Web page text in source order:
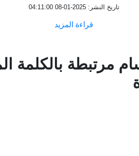
تاريخ النشر: 2025-01-08 04:11:00
قراءة المزيد
مرتبطة بالكلمة